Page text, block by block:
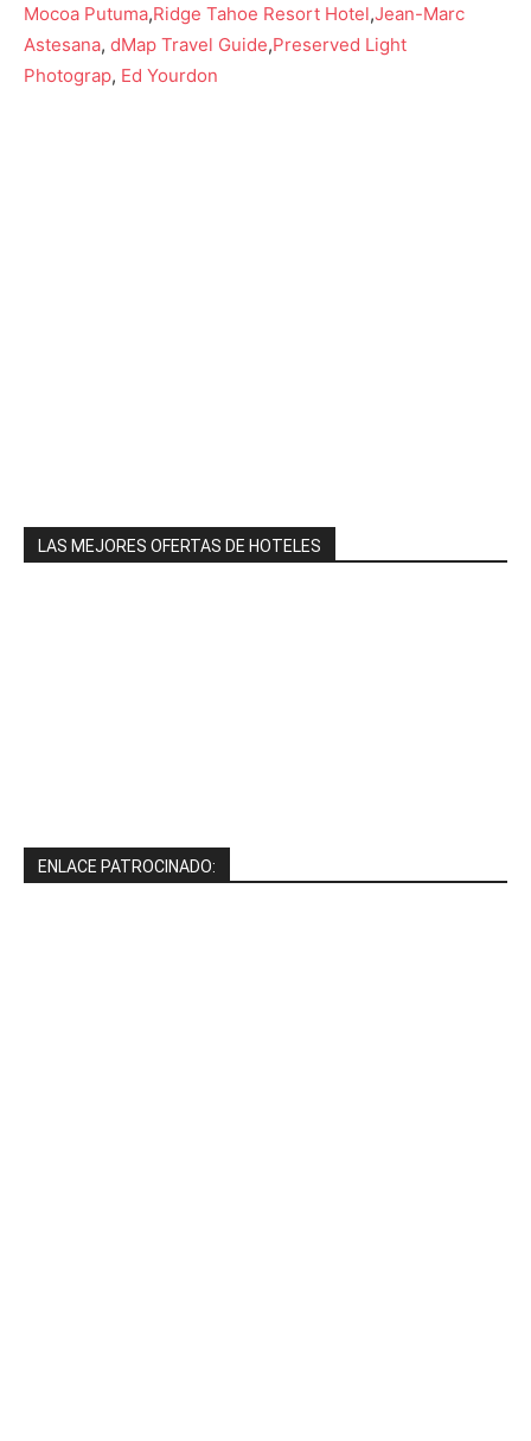
Mocoa Putuma,Ridge Tahoe Resort Hotel,Jean-Marc
Astesana, dMap Travel Guide,Preserved Light
Photograp, Ed Yourdon
LAS MEJORES OFERTAS DE HOTELES
ENLACE PATROCINADO: